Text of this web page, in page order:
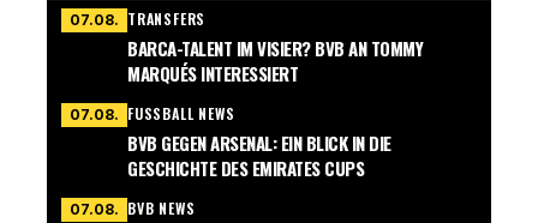
07.08. TRANSFERS
BARCA-TALENT IM VISIER? BVB AN TOMMY
MARQUÉS INTERESSIERT
07.08. FUSSBALL NEWS
BVB GEGEN ARSENAL: EIN BLICK IN DIE
GESCHICHTE DES EMIRATES CUPS
07.08. BVB NEWS